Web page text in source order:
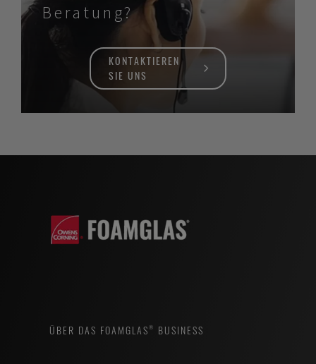
Beratung?
KONTAKTIEREN
SIE UNS
ÜBER DAS FOAMGLAS® BUSINESS